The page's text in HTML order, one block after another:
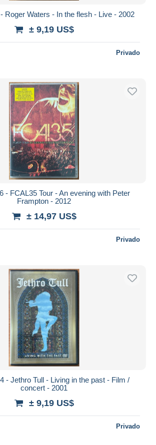
Roger Waters - In the flesh - Live - 2002
± 9,19 US$
Privado
- FCAL35 Tour - An evening with Peter
Frampton - 2012
± 14,97 US$
Privado
- Jethro Tull - Living in the past - Film /
concert - 2001
± 9,19 US$
Privado